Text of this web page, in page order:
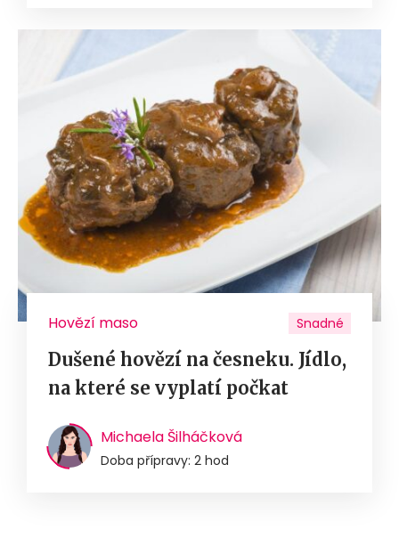
Hovězí maso Snadné
Dušené hovězí na česneku. Jídlo,
na které se vyplatí počkat
Michaela Šilháčková
Doba přípravy: 2 hod